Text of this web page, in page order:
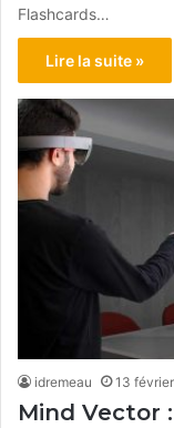
Flashcards…
Lire la suite »
idremeau 13
Mind Vector